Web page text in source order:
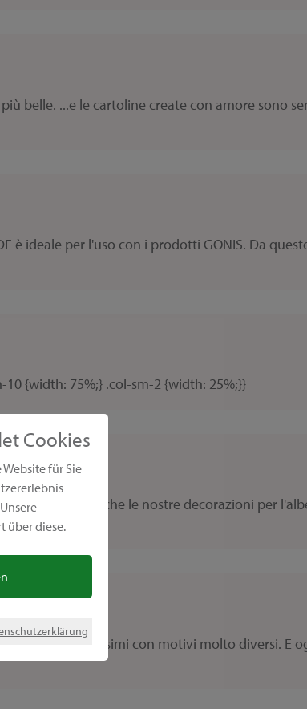
Cookies
für Sie
über diese.
belle. ...e le cartoline create con amore sono
è ideale per l'uso con i prodotti GONIS. Da
{width: 75%;} .col-sm-2 {width: 25%;}}
anche le nostre decorazioni per
coloratissimi con motivi molto diversi. E